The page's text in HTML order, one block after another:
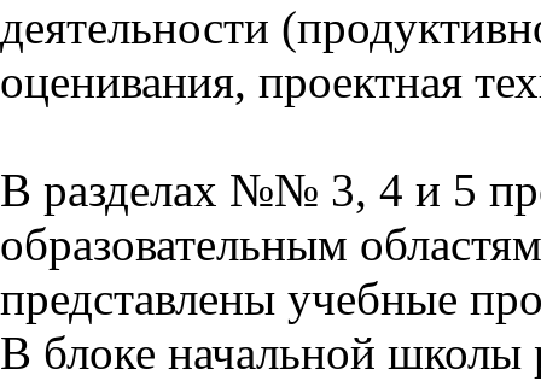
деятельности
оценивания, проектная
В разделах №№ 3, 4 и 5
образовательным
представлены учебные
В блоке начальной школы